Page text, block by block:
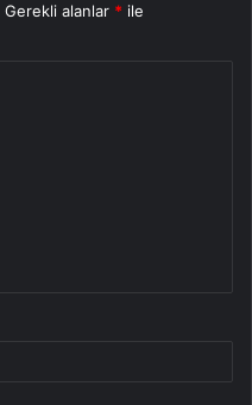
Gerekli alanlar * ile